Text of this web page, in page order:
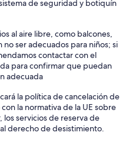
de seguridad y botiquín
al aire libre, como balcones,
ser adecuados para niños; si
contactar con el
para confirmar que puedan
adecuada
la política de cancelación de
la normativa de la UE sobre
servicios de reserva de
derecho de desistimiento.